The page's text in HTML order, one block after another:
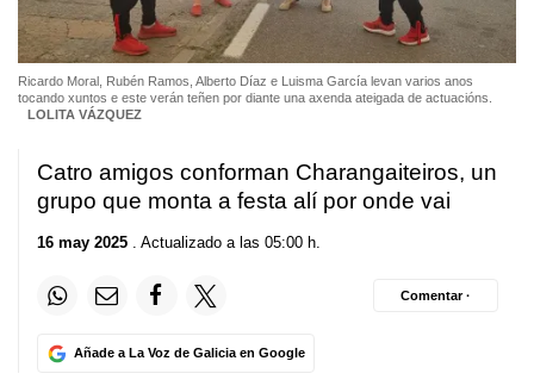
Ricardo Moral, Rubén Ramos, Alberto Díaz e Luisma García levan varios anos
tocando xuntos e este verán teñen por diante una axenda ateigada de actuacións.
LOLITA VÁZQUEZ
Catro amigos conforman Charangaiteiros, un
grupo que monta a festa alí por onde vai
16 may 2025 . Actualizado a las 05:00 h.
Añade a La Voz de Galicia en Google
Comentar ·